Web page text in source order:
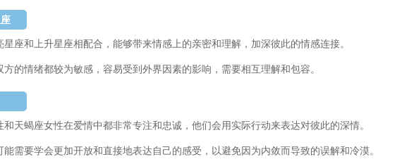
座和上升星座相配合，能够带来情感上的亲密和理解，加深彼此的情感连接。
的情绪都较为敏感，容易受到外界因素的影响，需要相互理解和包容。
天蝎座女性在爱情中都非常专注和忠诚，他们会用实际行动来表达对彼此的深情。
需要学会更加开放和直接地表达自己的感受，以避免因为内敛而导致的误解和冷漠。